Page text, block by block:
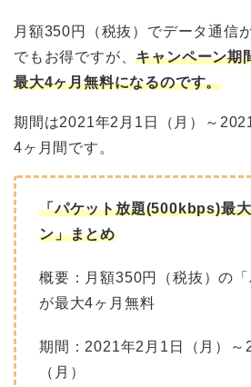
月額350円（税抜）でデータ通信
でもお得ですが、キャンペーン期
最大4ヶ月無料になるのです。
期間は2021年2月1日（月）～
4ヶ月間です。
「パケット放題(500kbps)最
ン」まとめ
概要：月額350円（税抜）の「
が最大4ヶ月無料
期間：2021年2月1日（月）～
（月）